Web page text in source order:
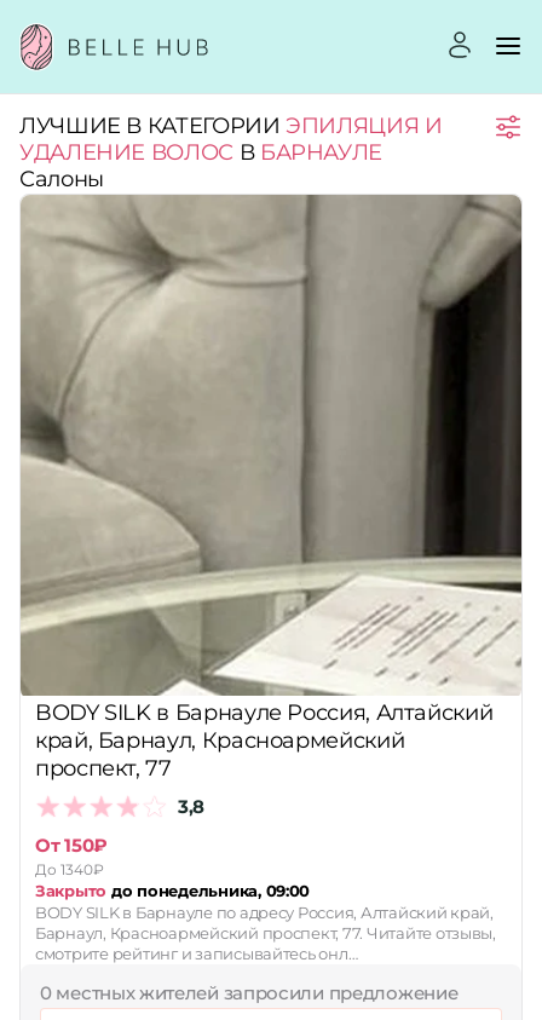
Город:
Рейтинг:
Стоимость услуг:
Принимает сертификаты
Применить
Сбросить
ЛУЧШИЕ В КАТЕГОРИИ ЭПИЛЯЦИЯ И
УДАЛЕНИЕ ВОЛОС В БАРНАУЛЕ
Салоны
BODY SILK в Барнауле Россия, Алтайский
край, Барнаул, Красноармейский
проспект, 77
3,8
От 150₽
До 1340₽
Закрыто до понедельника, 09:00
BODY SILK в Барнауле по адресу Россия, Алтайский край,
Барнаул, Красноармейский проспект, 77. Читайте отзывы,
смотрите рейтинг и записывайтесь онл…
0 местных жителей запросили предложение